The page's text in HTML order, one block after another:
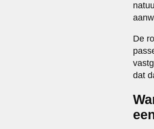
De
dat